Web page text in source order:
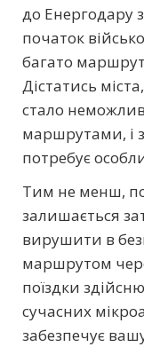
до Енергодару
початок
багато
Дістатись
стало
маршрутами, і
потребує
Тим не менш,
залишається
вирушити в
маршрутом
поїздки
сучасних
забезпечує